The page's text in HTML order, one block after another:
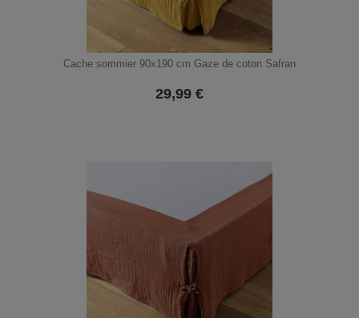
Cache sommier 90x190 cm Gaze de coton Safran
29,99 €